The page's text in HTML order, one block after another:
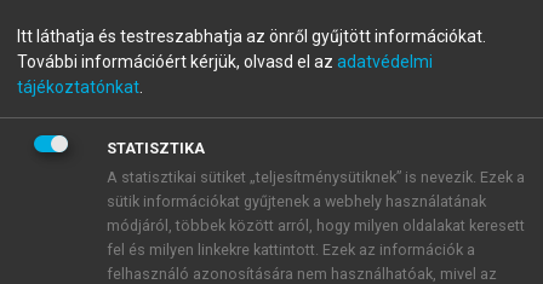
fiókoddal,vagy hozz létre új fiókot.
A regisztráció után apróbaidőszakautomatikusan
BELÉPÉS SAJÁT FIÓKKAL
ÚJ FIÓK LÉTREHOZÁSA
1 óra díjmentes hozzáférés
Itt láthatja és testreszabhatja az önről gyűjtött információkat.
További információért kérjük, olvasd el az adatvédelmi
tájékoztatónkat
STATISZTIKA
A statisztikai sütiket „teljesítménysütiknek” is nevezik. Ezek a
sütik információkat gyűjtenek a webhely használatának
módjáról, többek között arról, hogy milyen oldalakat keresett
fel és milyen linkekre kattintott. Ezek az információk a
felhasználó azonosítására nem használhatóak, mivel az